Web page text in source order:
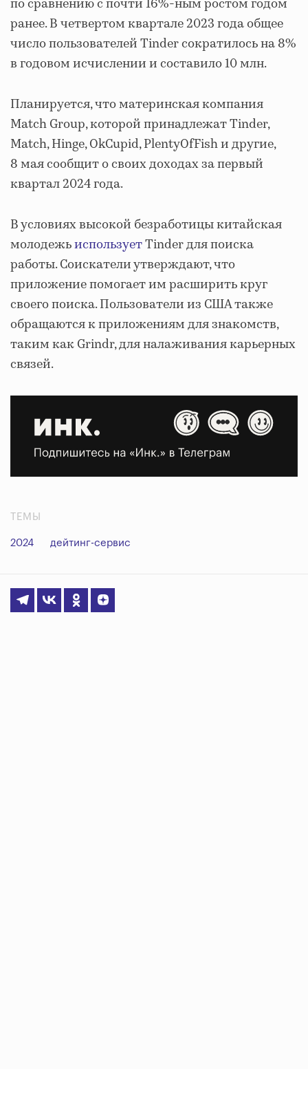
по сравнению с почти 16%-ным ростом годом
ранее. В четвертом квартале 2023 года общее
число пользователей Tinder сократилось на 8%
в годовом исчислении и составило 10 млн.
Планируется, что материнская компания
Match Group, которой принадлежат Tinder,
Match, Hinge, OkCupid, PlentyOfFish и другие,
8 мая сообщит о своих доходах за первый
квартал 2024 года.
В условиях высокой безработицы китайская
молодежьиспользуетTinder для поиска
работы. Соискатели утверждают, что
приложение помогает им расширить круг
своего поиска. Пользователи из США также
обращаются к приложениям для знакомств,
таким как Grindr, для налаживания карьерных
связей.
ТЕМЫ
2024 дейтинг-сервис